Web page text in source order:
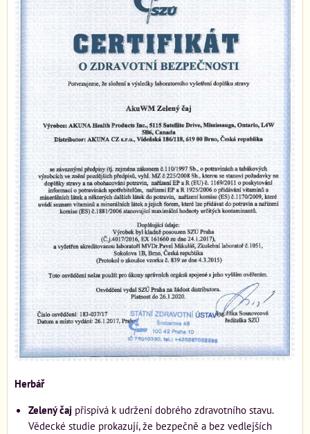
Herbář
Zelený čaj přispívá k udržení dobrého zdravotního stavu.
Vědecké studie prokazují, že bezpečně a bez vedlejších